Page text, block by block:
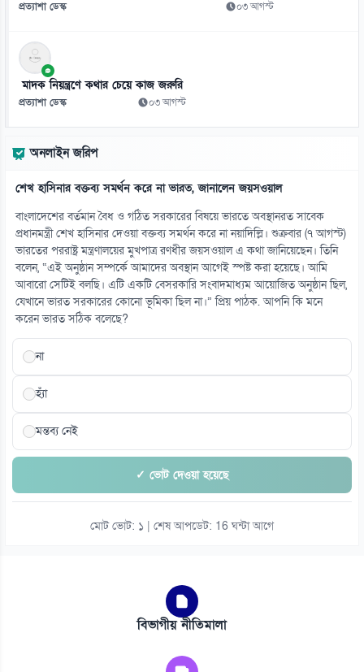
প্রত্যাশা ডেস্ক ০৩ আগস্ট
মাদক নিয়ন্ত্রণে কথার চেয়ে কাজ জরুরি
প্রত্যাশা ডেস্ক ০৩ আগস্ট
অনলাইন জরিপ
শেখ হাসিনার বক্তব্য সমর্থন করে না ভারত, জানালেন জয়সওয়াল
বাংলাদেশের বর্তমান বৈধ ও গঠিত সরকারের বিষয়ে ভারতে অবস্থানরত সাবেক
প্রধানমন্ত্রী শেখ হাসিনার দেওয়া বক্তব্য সমর্থন করে না নয়াদিল্লি। শুক্রবার (৭ আগস্ট)
ভারতের পররাষ্ট্র মন্ত্রণালয়ের মুখপাত্র রণধীর জয়সওয়াল এ কথা জানিয়েছেন। তিনি
বলেন, “এই অনুষ্ঠান সম্পর্কে আমাদের অবস্থান আগেই স্পষ্ট করা হয়েছে। আমি
আবারো সেটিই বলছি। এটি একটি বেসরকারি সংবাদমাধ্যম আয়োজিত অনুষ্ঠান ছিল,
যেখানে ভারত সরকারের কোনো ভূমিকা ছিল না।” প্রিয় পাঠক. আপনি কি মনে
করেন ভারত সঠিক বলেছে?
না
হ্যাঁ
মন্তব্য নেই
✓ ভোট দেওয়া হয়েছে
মোট ভোট: ১ | শেষ আপডেট: 16 ঘন্টা আগে
বিভাগীয় নীতিমালা